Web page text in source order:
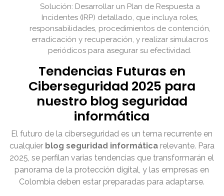
Solución: Desarrollar un Plan de Respuesta a
Incidentes (IRP) detallado, que incluya roles,
responsabilidades, procedimientos de contención,
erradicación y recuperación, y realizar simulacros
periódicos para asegurar su efectividad.
Tendencias Futuras en
Ciberseguridad 2025 para
nuestro blog seguridad
informática
El futuro de la ciberseguridad es un tema recurrente en
cualquier blog seguridad informática relevante. Para
2025, se perfilan varias tendencias que transformarán el
panorama de la protección digital, y las empresas en
Colombia deben estar preparadas para adaptarse.